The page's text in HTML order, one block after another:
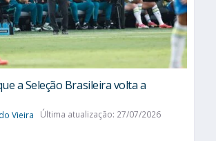
a Seleção Brasileira volta a
Vieira Última atualização: 27/07/2026